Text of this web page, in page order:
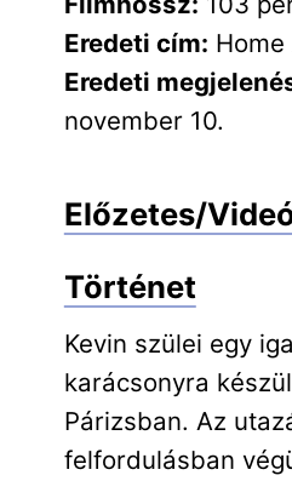
Eredeti cím: Home
Eredeti
november 10.
Előzetes/
Történet
Kevin szülei egy
karácsonyra
Párizsban. Az
felfordulásban